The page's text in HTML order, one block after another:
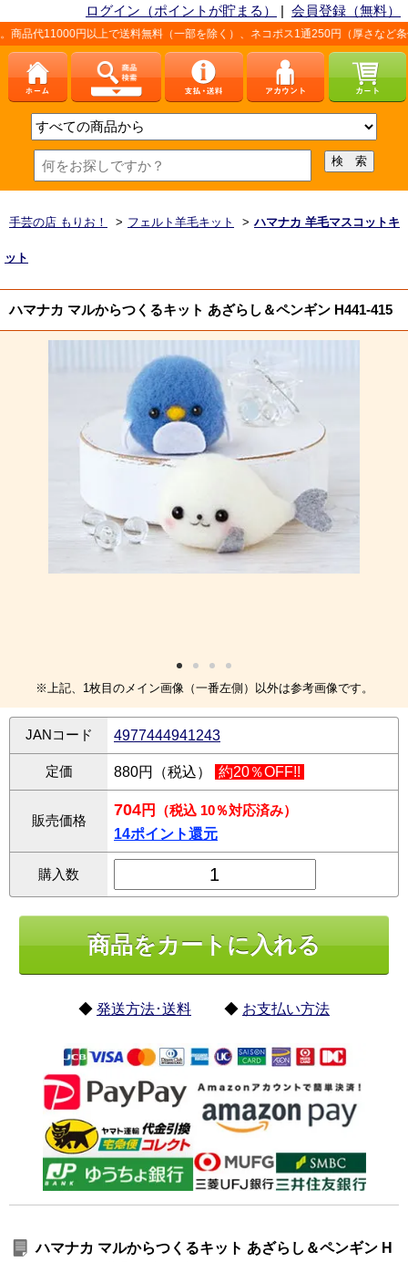
ログイン（ポイントが貯まる） | 会員登録（無料）
上で送料無料（一部を除く）、ネコポス1通250円（厚さなど条件あり）。詳し
手芸の店 もりお！ > フェルト羊毛キット > ハマナカ 羊毛マスコットキ
ット
ハマナカ マルからつくるキット あざらし＆ペンギン H441-415
※上記、1枚目のメイン画像（一番左側）以外は参考画像です。
JANコード 4977444941243
定価 880円（税込） 約20％OFF!!
販売価格
704円
（税込 10％対応済み）
14ポイント還元
購入数
◆ 発送方法･送料 ◆ お支払い方法
ハマナカ マルからつくるキット あざらし＆ペンギン H